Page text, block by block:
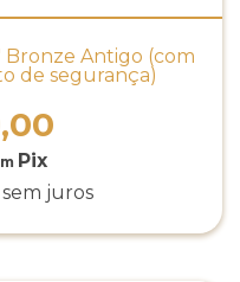
Bronze Antigo (com
de segurança)
sem juros